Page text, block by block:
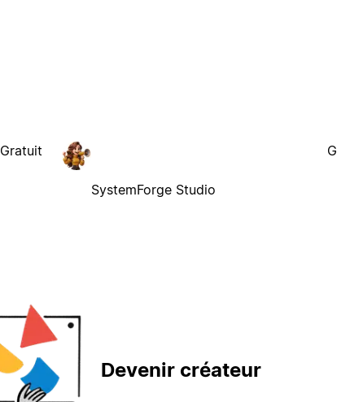
Gratuit
SystemForge Studio
Devenir créateur